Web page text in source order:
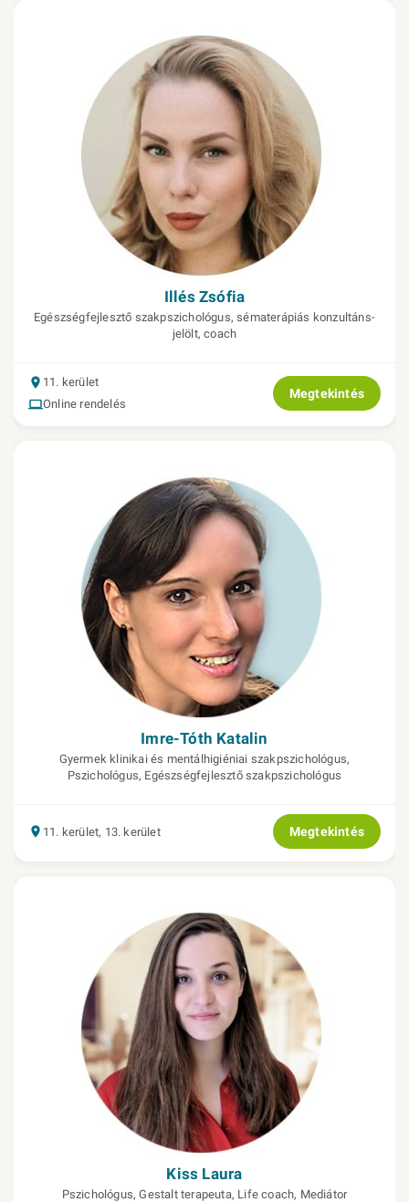
Illés Zsófia
Egészségfejlesztő szakpszichológus, sématerápiás konzultáns-
jelölt, coach
11. kerület
Online rendelés
Megtekintés
Imre-Tóth Katalin
Gyermek klinikai és mentálhigiéniai szakpszichológus,
Pszichológus, Egészségfejlesztő szakpszichológus
11. kerület, 13. kerület Megtekintés
Kiss Laura
Pszichológus, Gestalt terapeuta, Life coach, Mediátor